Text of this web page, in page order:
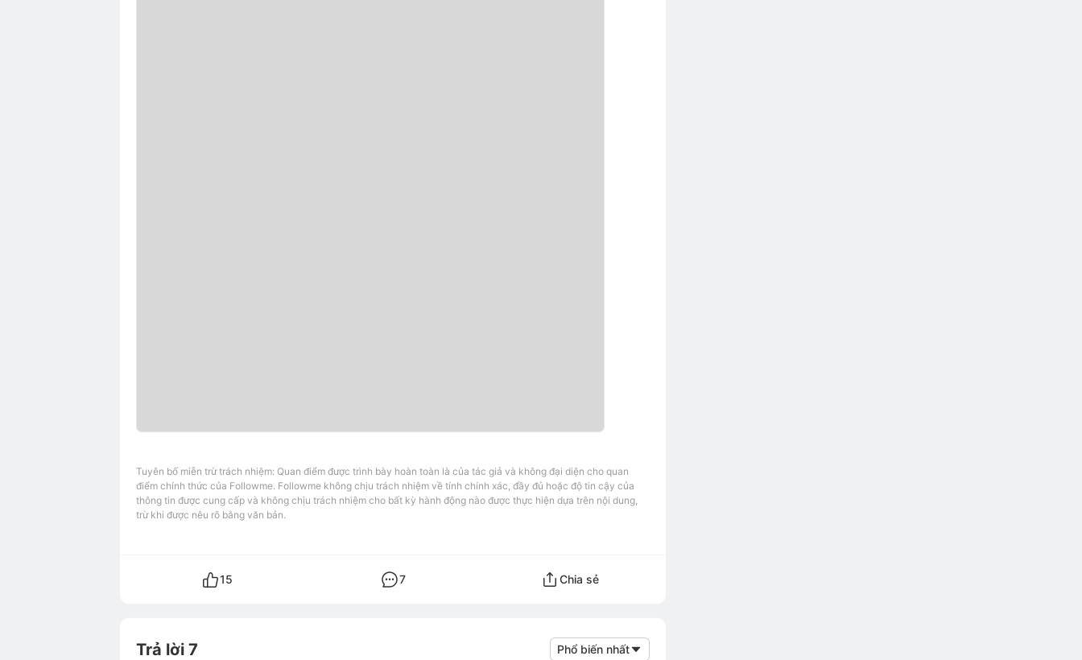
Tuyên bố miễn trừ trách nhiệm: Quan điểm được trình bày hoàn toàn là của tác giả và không đại diện cho quan
điểm chính thức của Followme. Followme không chịu trách nhiệm về tính chính xác, đầy đủ hoặc độ tin cậy của
thông tin được cung cấp và không chịu trách nhiệm cho bất kỳ hành động nào được thực hiện dựa trên nội dung,
trừ khi được nêu rõ bằng văn bản.
15 7 Chia sẻ
Trả lời 7 Phổ biến nhất